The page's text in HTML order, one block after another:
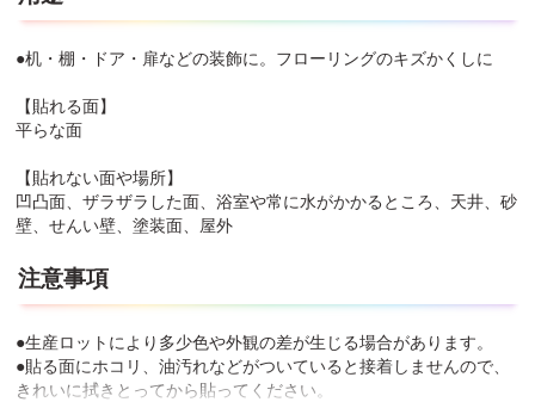
●机・棚・ドア・扉などの装飾に。フローリングのキズかくしに
【貼れる面】
平らな面
【貼れない面や場所】
凹凸面、ザラザラした面、浴室や常に水がかかるところ、天井、砂
壁、せんい壁、塗装面、屋外
注意事項
●生産ロットにより多少色や外観の差が生じる場合があります。
●貼る面にホコリ、油汚れなどがついていると接着しませんので、
きれいに拭きとってから貼ってください。